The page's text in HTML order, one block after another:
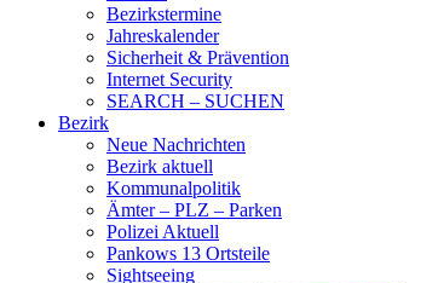
Bezirkstermine
Jahreskalender
Sicherheit & Prävention
Internet Security
SEARCH – SUCHEN
Bezirk
Neue Nachrichten
Bezirk aktuell
Kommunalpolitik
Ämter – PLZ – Parken
Polizei Aktuell
Pankows 13 Ortsteile
Sightseeing